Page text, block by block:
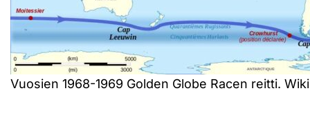
Vuosien 1968-1969 Golden Globe Racen reitti.